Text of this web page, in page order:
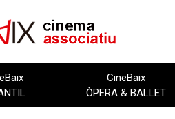
CineBaix
ÒPERA & BALLET